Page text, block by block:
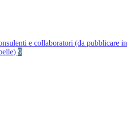
e collaboratori (da pubblicare in
9